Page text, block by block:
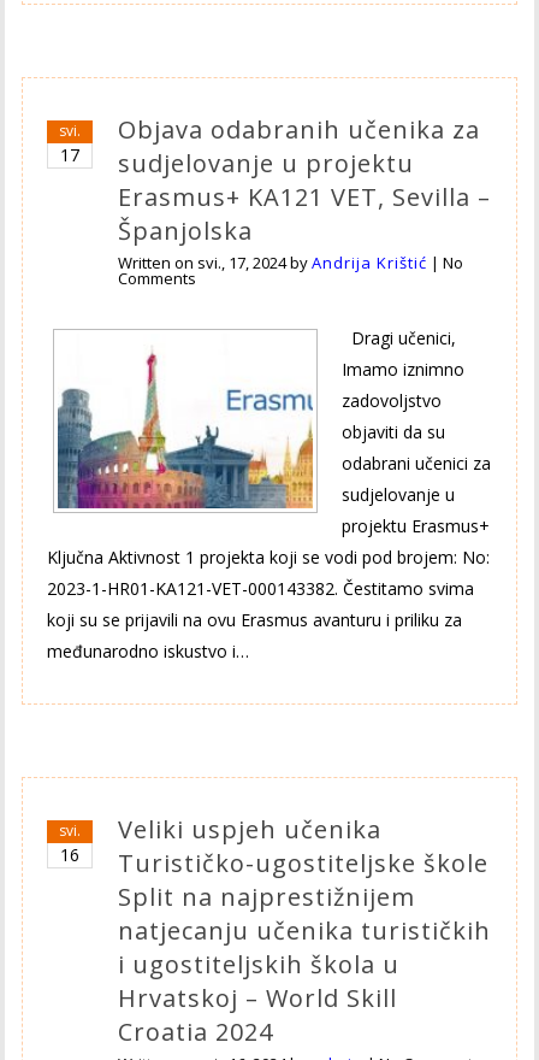
svi.
17
Objava odabranih učenika za
sudjelovanje u projektu
Erasmus+ KA121 VET, Sevilla –
Španjolska
Written on svi., 17, 2024byAndrija Krištić |No
Comments
Dragi učenici,
Imamo iznimno
zadovoljstvo
objaviti da su
odabrani učenici za
sudjelovanje u
projektu Erasmus+
Ključna Aktivnost 1 projekta koji se vodi pod brojem: No:
2023-1-HR01-KA121-VET-000143382. Čestitamo svima
koji su se prijavili na ovu Erasmus avanturu i priliku za
međunarodno iskustvo i…
svi.
16
Veliki uspjeh učenika
Turističko-ugostiteljske škole
Split na najprestižnijem
natjecanju učenika turističkih
i ugostiteljskih škola u
Hrvatskoj – World Skill
Croatia 2024